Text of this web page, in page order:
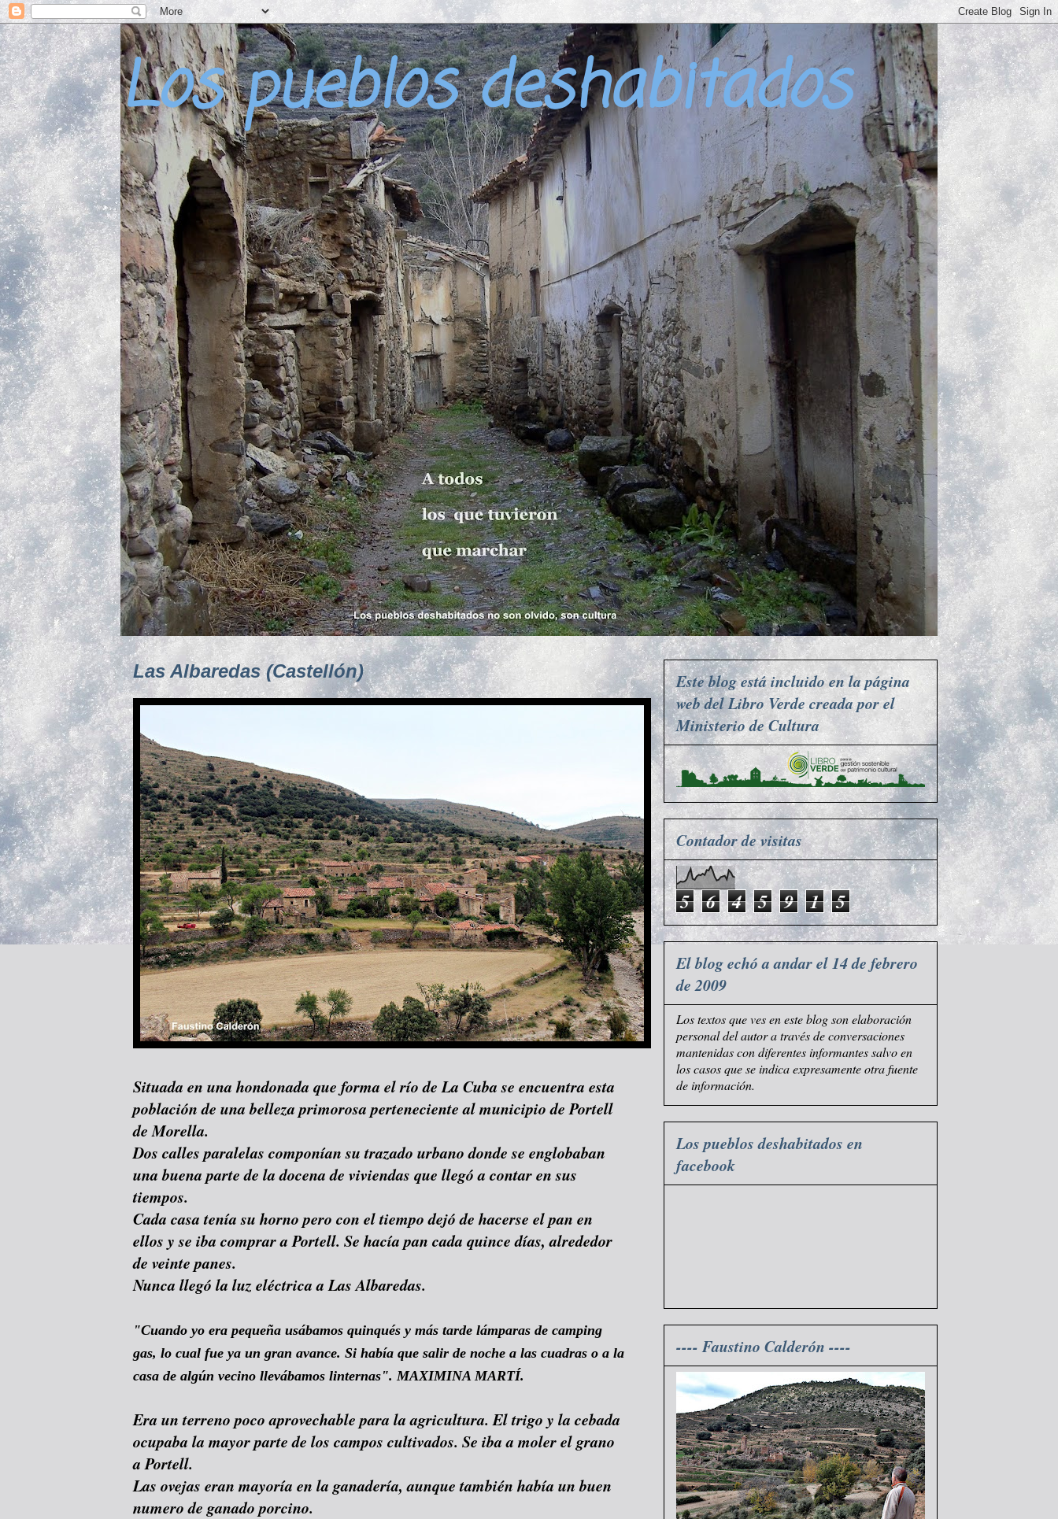
Los pueblos deshabitados
Las Albaredas (Castellón)
Situada en una hondonada que forma el río de La Cuba se encuentra esta
población de una belleza primorosa perteneciente al municipio de Portell
de Morella.
Dos calles paralelas componían su trazado urbano donde se englobaban
una buena parte de la docena de viviendas que llegó a contar en sus
tiempos.
Cada casa tenía su horno pero con el tiempo dejó de hacerse el pan en
ellos y se iba comprar a Portell. Se hacía pan cada quince días, alrededor
de veinte panes.
Nunca llegó la luz eléctrica a Las Albaredas.
"Cuando yo era pequeña usábamos quinqués y más tarde lámparas de camping
gas, lo cual fue ya un gran avance. Si había que salir de noche a las cuadras o a la
casa de algún vecino llevábamos linternas". MAXIMINA MARTÍ.
Era un terreno poco aprovechable para la agricultura. El trigo y la cebada
ocupaba la mayor parte de los campos cultivados. Se iba a moler el grano
a Portell.
Las ovejas eran mayoría en la ganadería, aunque también había un buen
numero de ganado porcino.
Este blog está incluido en la página
web del Libro Verde creada por el
Ministerio de Cultura
Contador de visitas
5 6 4 5 9 1 5
El blog echó a andar el 14 de febrero
de 2009
Los textos que ves en este blog son elaboración
personal del autor a través de conversaciones
mantenidas con diferentes informantes salvo en
los casos que se indica expresamente otra fuente
de información.
Los pueblos deshabitados en
facebook
---- Faustino Calderón ----